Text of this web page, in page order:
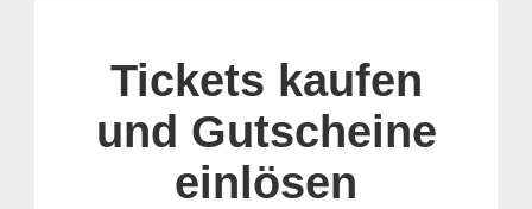
Tickets kaufen
und Gutscheine
einlösen